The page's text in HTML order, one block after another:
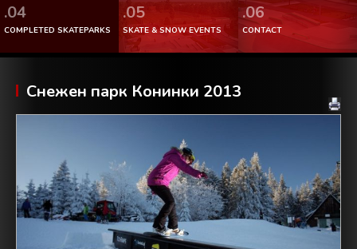
.04
COMPLETED SKATEPARKS
.05
SKATE & SNOW EVENTS
.06
CONTACT
Снежен парк Конинки 2013